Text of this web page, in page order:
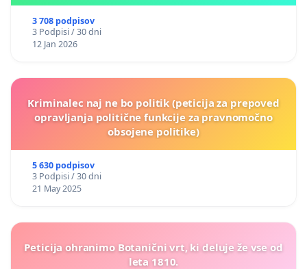
3 708 podpisov
3 Podpisi / 30 dni
12 Jan 2026
Kriminalec naj ne bo politik (peticija za prepoved
opravljanja politične funkcije za pravnomočno
obsojene politike)
5 630 podpisov
3 Podpisi / 30 dni
21 May 2025
Peticija ohranimo Botanični vrt, ki deluje že vse od
leta 1810.